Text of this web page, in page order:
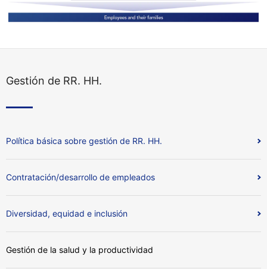
Gestión de RR. HH.
Política básica sobre gestión de RR. HH.
Contratación/desarrollo de empleados
Diversidad, equidad e inclusión
Gestión de la salud y la productividad